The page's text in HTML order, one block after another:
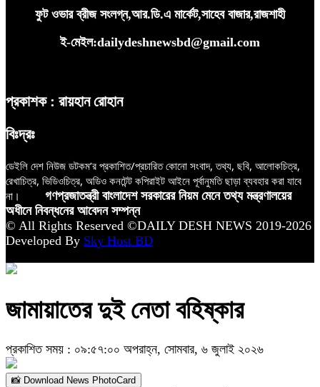
ফুট ওভার ব্রীজ সংলগ্ন,আর.ডি.এ মার্কেট,সাহেব বাজার,রাজশাহী
ই-মেইল:dailydeshnewsbd@gmail.com
প্রকাশক : রায়হান রোহান
বিঃদ্রঃ
ডেইলি দেশ নিউজ ডটকম’র প্রকাশিত/প্রচারিত কোনো সংবাদ, তথ্য, ছবি, আলোকচিত্র,
রেখাচিত্র, ভিডিওচিত্র, অডিও কনটেন্ট কপিরাইট আইনে পূর্বানুমতি ছাড়া ব্যবহার করা যাবে
না।
গণপ্রজাতন্ত্রী বাংলাদেশ সরকারের নিয়ম মেনে তথ্য মন্ত্রণালয়ের
অধীনে নিবন্ধনের আবেদন সম্পন্ন
© All Rights Reserved ©DAILY DESH NEWS 2019-2026
Developed By Sky Host BD
জামায়াতের দুই নেতা বহিষ্কার
প্রকাশিত সময় : ০৯:৫৭:০০ অপরাহ্ন, সোমবার, ৬ জুলাই ২০২৬
📸 Download News PhotoCard